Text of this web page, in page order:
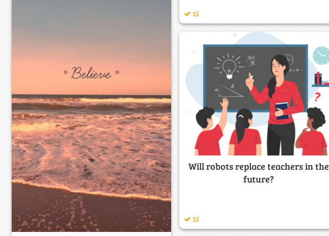
15
Will robots replace teachers in the
future?
15